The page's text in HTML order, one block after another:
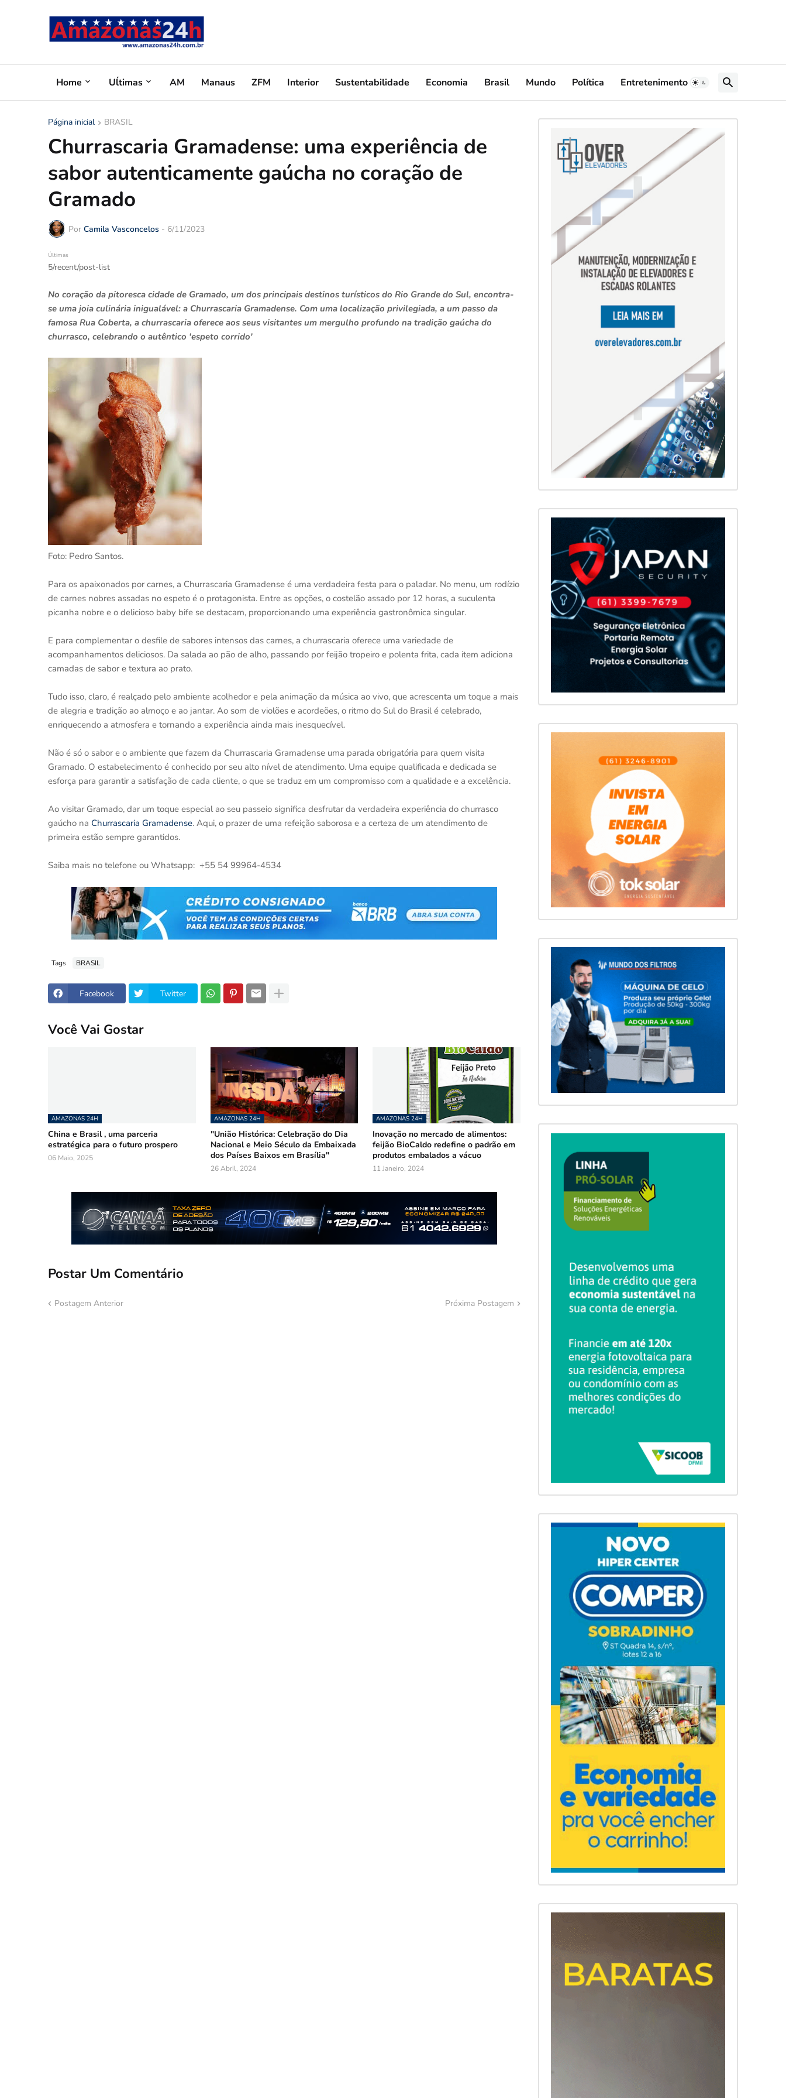
Home Uĺtimas AM Manaus ZFM Interior Sustentabilidade Economia Brasil Mundo Política Entretenimento
Página inicial BRASIL
Churrascaria Gramadense: uma experiência de
sabor autenticamente gaúcha no coração de
Gramado
Por Camila Vasconcelos - 6/11/2023
Últimas
5/recent/post-list
No coração da pitoresca cidade de Gramado, um dos principais destinos turísticos do Rio Grande do Sul, encontra-
se uma joia culinária inigualável: a Churrascaria Gramadense. Com uma localização privilegiada, a um passo da
famosa Rua Coberta, a churrascaria oferece aos seus visitantes um mergulho profundo na tradição gaúcha do
churrasco, celebrando o autêntico 'espeto corrido'
Foto: Pedro Santos.
Para os apaixonados por carnes, a Churrascaria Gramadense é uma verdadeira festa para o paladar. No menu, um rodízio
de carnes nobres assadas no espeto é o protagonista. Entre as opções, o costelão assado por 12 horas, a suculenta
picanha nobre e o delicioso baby bife se destacam, proporcionando uma experiência gastronômica singular.
E para complementar o desfile de sabores intensos das carnes, a churrascaria oferece uma variedade de
acompanhamentos deliciosos. Da salada ao pão de alho, passando por feijão tropeiro e polenta frita, cada item adiciona
camadas de sabor e textura ao prato.
Tudo isso, claro, é realçado pelo ambiente acolhedor e pela animação da música ao vivo, que acrescenta um toque a mais
de alegria e tradição ao almoço e ao jantar. Ao som de violões e acordeões, o ritmo do Sul do Brasil é celebrado,
enriquecendo a atmosfera e tornando a experiência ainda mais inesquecível.
Não é só o sabor e o ambiente que fazem da Churrascaria Gramadense uma parada obrigatória para quem visita
Gramado. O estabelecimento é conhecido por seu alto nível de atendimento. Uma equipe qualificada e dedicada se
esforça para garantir a satisfação de cada cliente, o que se traduz em um compromisso com a qualidade e a excelência.
Ao visitar Gramado, dar um toque especial ao seu passeio significa desfrutar da verdadeira experiência do churrasco
gaúcho na Churrascaria Gramadense. Aqui, o prazer de uma refeição saborosa e a certeza de um atendimento de
primeira estão sempre garantidos.
Saiba mais no telefone ou Whatsapp: +55 54 99964-4534
Tags BRASIL
Facebook Twitter
Você Vai Gostar
AMAZONAS 24H
China e Brasil , uma parceria
estratégica para o futuro prospero
06 Maio, 2025
AMAZONAS 24H
"União Histórica: Celebração do Dia
Nacional e Meio Século da Embaixada
dos Países Baixos em Brasília"
26 Abril, 2024
AMAZONAS 24H
Inovação no mercado de alimentos:
feijão BioCaldo redefine o padrão em
produtos embalados a vácuo
11 Janeiro, 2024
Postar Um Comentário
Postagem Anterior Próxima Postagem